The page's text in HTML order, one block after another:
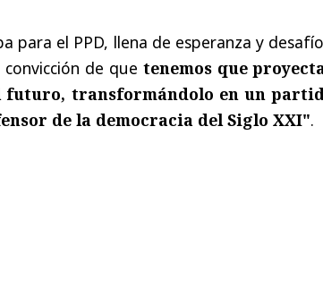
para el PPD, llena de esperanza y
de que tenemos que
futuro, transformándolo en un
de la democracia del Siglo XXI".